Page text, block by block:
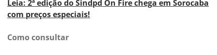
Leia: 2ª edição do Sindpd On Fire chega em Sorocaba
com preços especiais!
Como consultar